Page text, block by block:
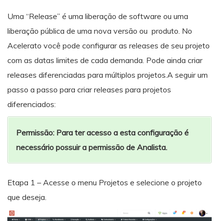
Uma “Release” é uma liberação de software ou uma
liberação pública de uma nova versão ou produto. No
Acelerato você pode configurar as releases de seu projeto
com as datas limites de cada demanda. Pode ainda criar
releases diferenciadas para múltiplos projetos.A seguir um
passo a passo para criar releases para projetos
diferenciados:
Permissão: Para ter acesso a esta configuração é
necessário possuir a permissão de Analista.
Etapa 1 – Acesse o menu Projetos e selecione o projeto
que deseja.